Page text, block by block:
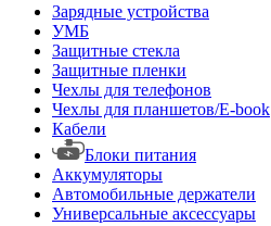
Зарядные устройства
УМБ
Защитные стекла
Защитные пленки
Чехлы для телефонов
Чехлы для планшетов/E-book
Кабели
Блоки питания
Аккумуляторы
Автомобильные держатели
Универсальные аксессуары